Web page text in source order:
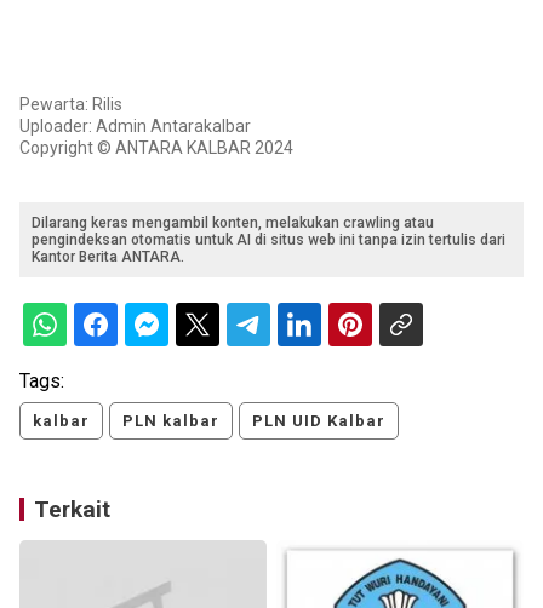
Pewarta: Rilis
Uploader: Admin Antarakalbar
Copyright © ANTARA KALBAR 2024
Dilarang keras mengambil konten, melakukan crawling atau
pengindeksan otomatis untuk AI di situs web ini tanpa izin tertulis dari
Kantor Berita ANTARA.
Tags:
kalbar PLN kalbar PLN UID Kalbar
Terkait